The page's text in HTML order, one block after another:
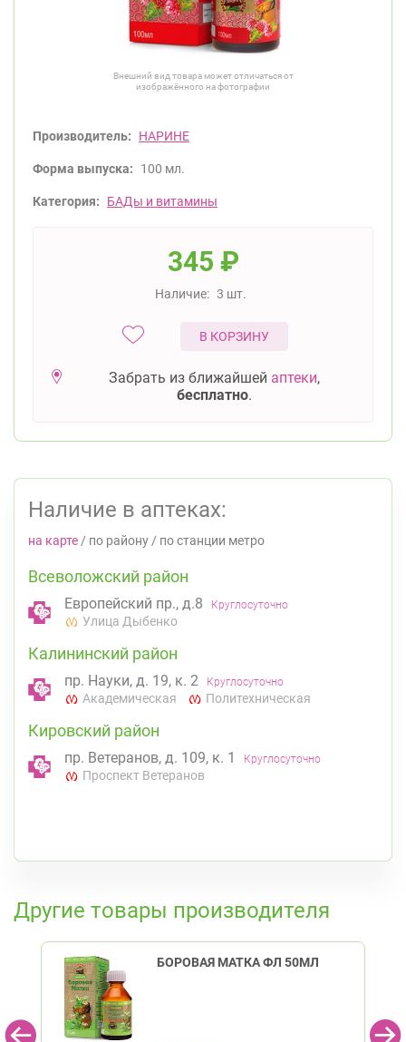
Внешний вид товара может отличаться от
изображённого на фотографии
Производитель: НАРИНЕ
Форма выпуска: 100 мл.
Категория: БАДы и витамины
345 ₽
Наличие: 3 шт.
В КОРЗИНУ
Забрать из ближайшей аптеки,
бесплатно.
Наличие в аптеках:
на карте / по району / по станции метро
Всеволожский район
Европейский пр., д.8 Круглосуточно
Улица Дыбенко
Калининский район
пр. Науки, д. 19, к. 2 Круглосуточно
Академическая Политехническая
Кировский район
пр. Ветеранов, д. 109, к. 1 Круглосуточно
Проспект Ветеранов
Другие товары производителя
БОРОВАЯ МАТКА ФЛ 50МЛ